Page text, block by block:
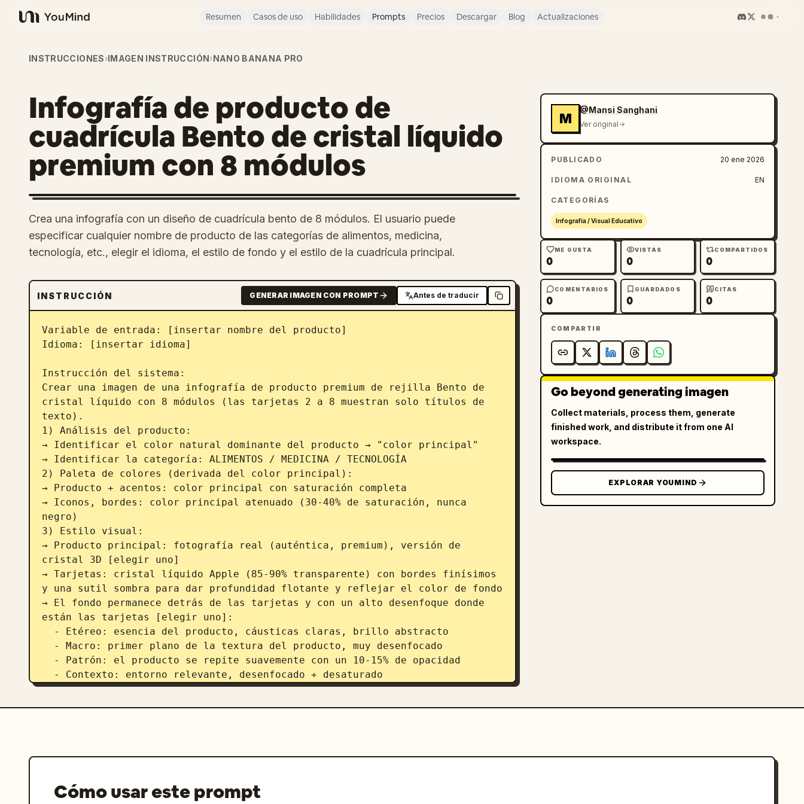
YouMind
Resumen Casos de uso Habilidades Prompts Precios Descargar Blog Actualizaciones
INSTRUCCIONES›IMAGEN INSTRUCCIÓN›NANO BANANA PRO
Infografía de producto de
cuadrícula Bento de cristal líquido
premium con 8 módulos
Crea una infografía con un diseño de cuadrícula bento de 8 módulos. El usuario puede
especificar cualquier nombre de producto de las categorías de alimentos, medicina,
tecnología, etc., elegir el idioma, el estilo de fondo y el estilo de la cuadrícula principal.
INSTRUCCIÓN GENERAR IMAGEN CON PROMPT Antes de traducir
Variable de entrada: [insertar nombre del producto]
Idioma: [insertar idioma]
Instrucción del sistema:
Crear una imagen de una infografía de producto premium de rejilla Bento de
cristal líquido con 8 módulos (las tarjetas 2 a 8 muestran solo títulos de
texto).
1) Análisis del producto:
→ Identificar el color natural dominante del producto → "color principal"
→ Identificar la categoría: ALIMENTOS / MEDICINA / TECNOLOGÍA
2) Paleta de colores (derivada del color principal):
→ Producto + acentos: color principal con saturación completa
→ Iconos, bordes: color principal atenuado (30-40% de saturación, nunca
negro)
3) Estilo visual:
→ Producto principal: fotografía real (auténtica, premium), versión de
cristal 3D [elegir uno]
→ Tarjetas: cristal líquido Apple (85-90% transparente) con bordes finísimos
y una sutil sombra para dar profundidad flotante y reflejar el color de fondo
→ El fondo permanece detrás de las tarjetas y con un alto desenfoque donde
están las tarjetas [elegir uno]:
→ Añadir un sutil efecto de movimiento
interpretación estilizada (elegir uno) en una forma hermosa + etiqueta con el
M2 — Beneficios clave: 4 beneficios únicos + iconos del color principal
M
@Mansi Sanghani
Ver original
PUBLICADO 20 ene 2026
IDIOMA ORIGINAL EN
CATEGORÍAS
Infografía / Visual Educativo
ME GUSTA
0
VISTAS
0
COMPARTIDOS
0
COMENTARIOS
0
GUARDADOS
0
CITAS
0
COMPARTIR
Go beyond generating imagen
Collect materials, process them, generate
finished work, and distribute it from one AI
workspace.
EXPLORAR YOUMIND
Cómo usar este prompt